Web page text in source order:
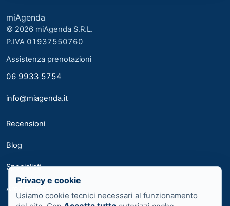
miAgenda
© 2026 miAgenda S.R.L.
P.IVA 01937550760
Assistenza prenotazioni
06 9933 5754
info@miagenda.it
Recensioni
Blog
Specialisti
Area medici
Privacy e cookie
Usiamo cookie tecnici necessari al funzionamento